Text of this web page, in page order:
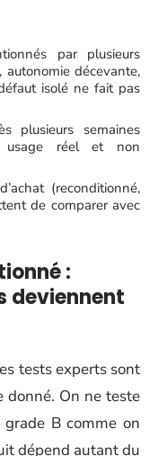
par plusieurs
décevante,
isolé ne fait pas
plusieurs semaines
usage réel et non
(reconditionné,
de comparer avec
:
deviennent
tests experts sont
donné. On ne teste
B comme on
dépend autant du